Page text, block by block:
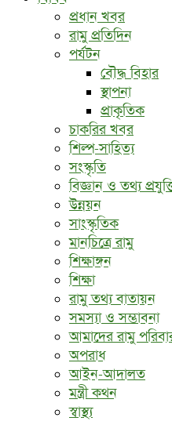
প্রধান খবর
রামু প্রতিদিন
পর্যটন
বৌদ্ধ ‍বিহার
স্থাপনা
প্রাকৃতিক
চাকরির খবর
শিল্প-সাহিত্য
সংস্কৃতি
বিজ্ঞান ও তথ্য
উন্নয়ন
সাংস্কৃতিক
মানচিত্রে রামু
শিক্ষাঙ্গন
শিক্ষা
রামু তথ্য বাতায়ন
সমস্যা ও সম্ভাবনা
আমাদের রামু
অপরাধ
আইন-আদালত
মন্ত্রী কথন
স্বাস্থ্য